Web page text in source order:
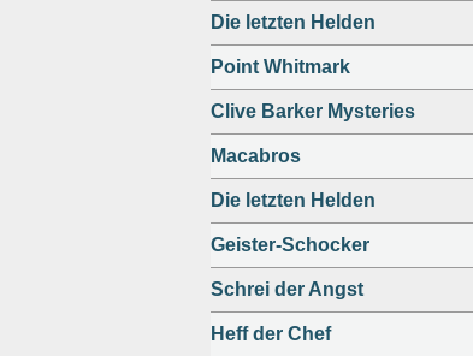
Die letzten Helden
Point Whitmark
Clive Barker Mysteries
Macabros
Die letzten Helden
Geister-Schocker
Schrei der Angst
Heff der Chef